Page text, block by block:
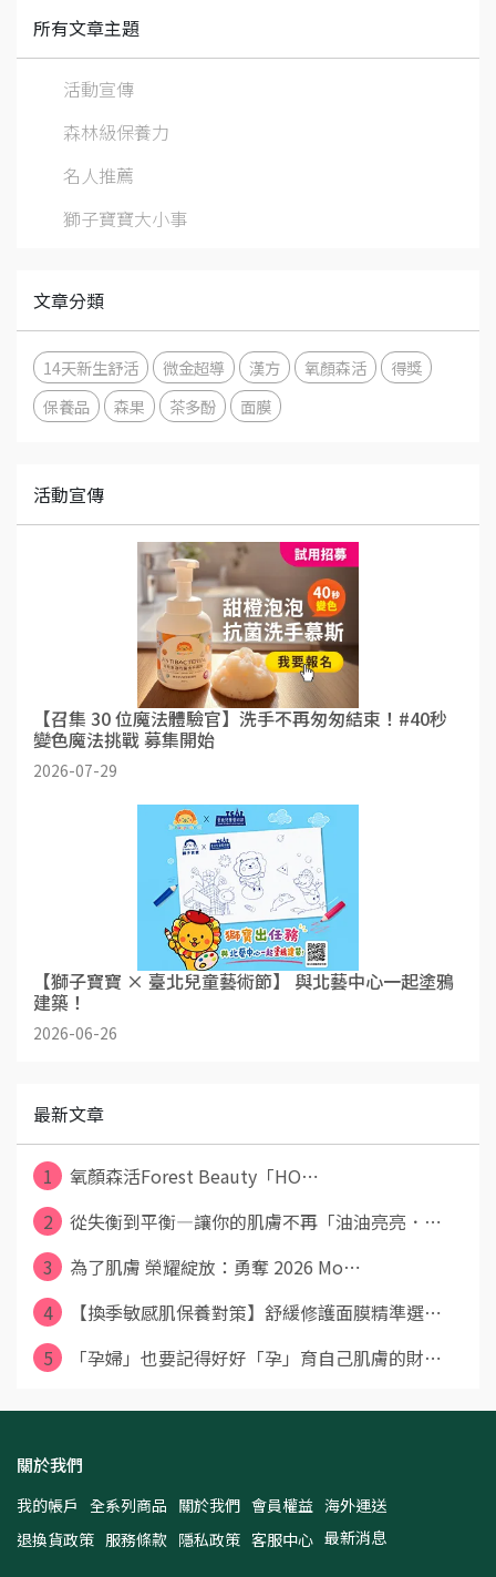
所有文章主題
活動宣傳
森林級保養力
名人推薦
獅子寶寶大小事
文章分類
14天新生舒活 微金超導 漢方 氧顏森活
得獎
保養品
森果 茶多酚 面膜
活動宣傳
【召集 30 位魔法體驗官】洗手不再匆匆結束！#40秒
變色魔法挑戰 募集開始
2026-07-29
【獅子寶寶 × 臺北兒童藝術節】 與北藝中心一起塗鴉
建築！
2026-06-26
最新文章
1
氧顏森活Forest Beauty「HO⋯
2
從失衡到平衡—讓你的肌膚不再「油油亮亮．⋯
3
為了肌膚 榮耀綻放：勇奪 2026 Mo⋯
4
【換季敏感肌保養對策】舒緩修護面膜精準選⋯
5
「孕婦」也要記得好好「孕」育自己肌膚的財⋯
關於我們
我的帳戶 全系列商品 關於我們 會員權益 海外運送
退換貨政策 服務條款 隱私政策 客服中心 最新消息